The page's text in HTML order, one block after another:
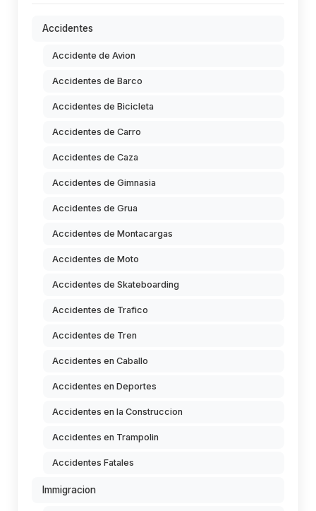
Accidentes
Accidente de Avion
Accidentes de Barco
Accidentes de Bicicleta
Accidentes de Carro
Accidentes de Caza
Accidentes de Gimnasia
Accidentes de Grua
Accidentes de Montacargas
Accidentes de Moto
Accidentes de Skateboarding
Accidentes de Trafico
Accidentes de Tren
Accidentes en Caballo
Accidentes en Deportes
Accidentes en la Construccion
Accidentes en Trampolin
Accidentes Fatales
Immigracion